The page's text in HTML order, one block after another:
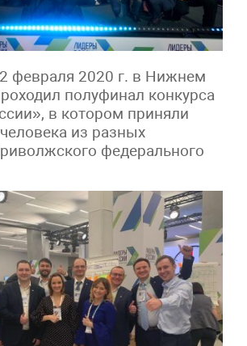
февраля 2020 г. в Нижнем
полуфинал конкурса
в котором приняли
из разных
федерального